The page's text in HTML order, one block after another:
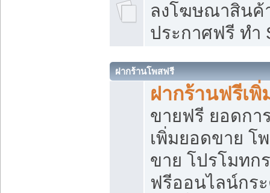
ลงโฆษณาสิน
ประกาศฟรี ทำ
ฝากร้านโพสฟรี
ฝากร้านฟรีเ
ขายฟรี ยอดกา
เพิ่มยอดขาย โ
ขาย โปรโมทก
ฟรีออนไลน์กร